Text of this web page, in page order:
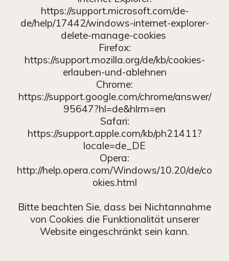
https://support.microsoft.com/de-
de/help/17442/windows-internet-explorer-
delete-manage-cookies
Firefox:
https://support.mozilla.org/de/kb/cookies-
erlauben-und-ablehnen
Chrome:
https://support.google.com/chrome/answer/
95647?hl=de&hlrm=en
Safari:
https://support.apple.com/kb/ph21411?
locale=de_DE
Opera:
http://help.opera.com/Windows/10.20/de/co
okies.html
Bitte beachten Sie, dass bei Nichtannahme
von Cookies die Funktionalität unserer
Website eingeschränkt sein kann.